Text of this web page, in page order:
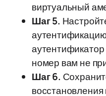
виртуальный
Шаг 5.
номер вам не
Шаг 6.